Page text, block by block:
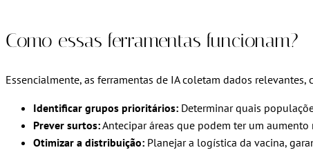
Como essas ferramentas funcionam?
Essencialmente, as ferramentas de IA coletam dados
Identificar grupos prioritários: Determinar quais
Prever surtos:Antecipar áreas que podem ter um aumento
Otimizar a distribuição: Planejar a logística da vacina,